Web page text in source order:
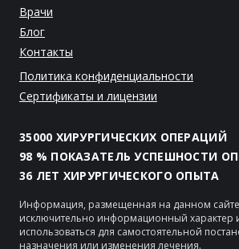
Врачи
Блог
Контакты
Политика конфиденциальности
Сертификаты и лицензии
35000 ХИРУРГИЧЕСКИХ ОПЕРАЦИЙ
98 % ПОКАЗАТЕЛЬ УСПЕШНОСТИ
36 ЛЕТ ХИРУРГИЧЕСКОГО ОПЫТА
Информация, размещенная на данном
исключительно информационный характер
использоваться для самостоятельной
назначения или изменения лечения.